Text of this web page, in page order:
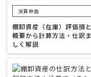
決算申告
棚卸資産（在庫）評価損
概要から計算方法・仕訳
しく解説